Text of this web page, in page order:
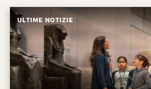
ULTIME NOTIZIE